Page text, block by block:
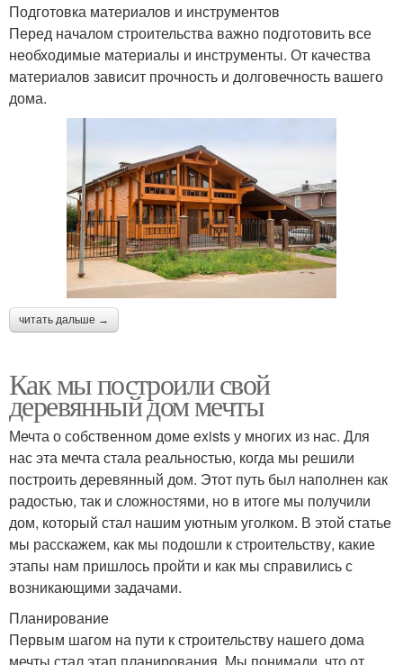
Подготовка материалов и инструментов
Перед началом строительства важно подготовить все
необходимые материалы и инструменты. От качества
материалов зависит прочность и долговечность вашего
дома.
читать дальше →
Как мы построили свой
деревянный дом мечты
Мечта о собственном доме exists у многих из нас. Для
нас эта мечта стала реальностью, когда мы решили
построить деревянный дом. Этот путь был наполнен как
радостью, так и сложностями, но в итоге мы получили
дом, который стал нашим уютным уголком. В этой статье
мы расскажем, как мы подошли к строительству, какие
этапы нам пришлось пройти и как мы справились с
возникающими задачами.
Планирование
Первым шагом на пути к строительству нашего дома